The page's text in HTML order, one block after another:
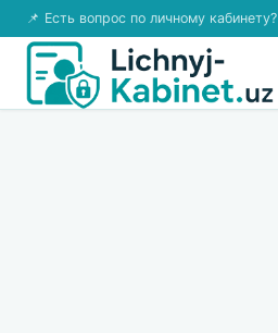
📌 Есть вопрос по личному кабинету?